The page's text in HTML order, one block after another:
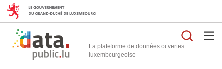
La plateforme de données ouvertes